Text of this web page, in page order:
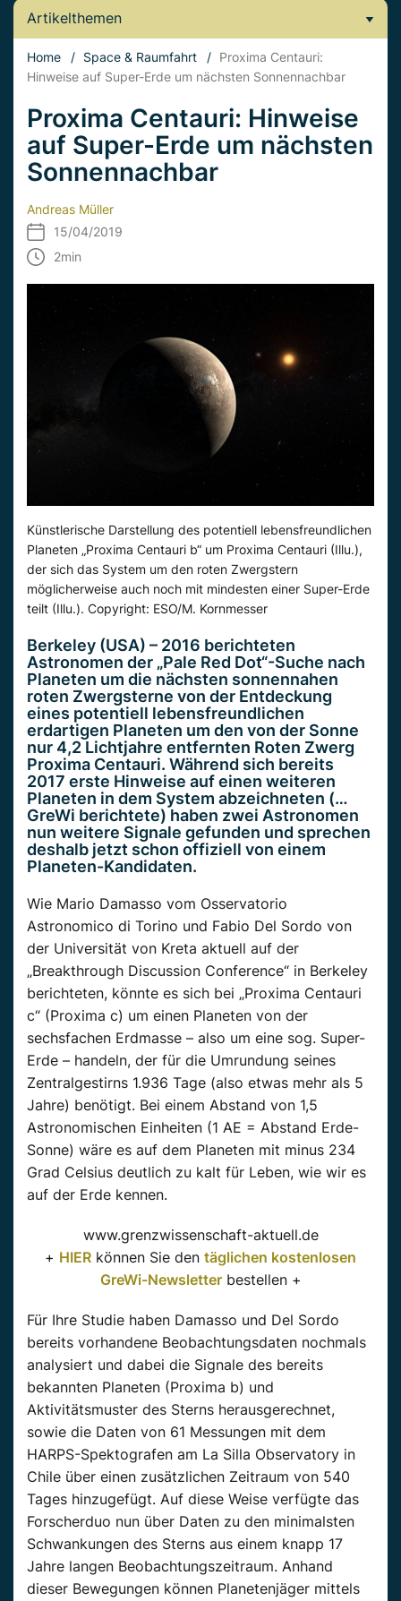
Artikelthemen
Home / Space & Raumfahrt / Proxima Centauri:
Hinweise auf Super-Erde um nächsten Sonnennachbar
Proxima Centauri: Hinweise
auf Super-Erde um nächsten
Sonnennachbar
Andreas Müller
15/04/2019
2min
Künstlerische Darstellung des potentiell lebensfreundlichen
Planeten „Proxima Centauri b“ um Proxima Centauri (Illu.),
der sich das System um den roten Zwergstern
möglicherweise auch noch mit mindesten einer Super-Erde
teilt (Illu.). Copyright: ESO/M. Kornmesser
Berkeley (USA) – 2016 berichteten
Astronomen der „Pale Red Dot“-Suche nach
Planeten um die nächsten sonnennahen
roten Zwergsterne von der Entdeckung
eines potentiell lebensfreundlichen
erdartigen Planeten um den von der Sonne
nur 4,2 Lichtjahre entfernten Roten Zwerg
Proxima Centauri. Während sich bereits
2017 erste Hinweise auf einen weiteren
Planeten in dem System abzeichneten (…
GreWi berichtete) haben zwei Astronomen
nun weitere Signale gefunden und sprechen
deshalb jetzt schon offiziell von einem
Planeten-Kandidaten.
Wie Mario Damasso vom Osservatorio
Astronomico di Torino und Fabio Del Sordo von
der Universität von Kreta aktuell auf der
„Breakthrough Discussion Conference“ in Berkeley
berichteten, könnte es sich bei „Proxima Centauri
c“ (Proxima c) um einen Planeten von der
sechsfachen Erdmasse – also um eine sog. Super-
Erde – handeln, der für die Umrundung seines
Zentralgestirns 1.936 Tage (also etwas mehr als 5
Jahre) benötigt. Bei einem Abstand von 1,5
Astronomischen Einheiten (1 AE = Abstand Erde-
Sonne) wäre es auf dem Planeten mit minus 234
Grad Celsius deutlich zu kalt für Leben, wie wir es
auf der Erde kennen.
www.grenzwissenschaft-aktuell.de
+ HIER können Sie den täglichen kostenlosen
GreWi-Newsletterbestellen +
Für Ihre Studie haben Damasso und Del Sordo
bereits vorhandene Beobachtungsdaten nochmals
analysiert und dabei die Signale des bereits
bekannten Planeten (Proxima b) und
Aktivitätsmuster des Sterns herausgerechnet,
sowie die Daten von 61 Messungen mit dem
HARPS-Spektografen am La Silla Observatory in
Chile über einen zusätzlichen Zeitraum von 540
Tages hinzugefügt. Auf diese Weise verfügte das
Forscherduo nun über Daten zu den minimalsten
Schwankungen des Sterns aus einem knapp 17
Jahre langen Beobachtungszeitraum. Anhand
dieser Bewegungen können Planetenjäger mittels